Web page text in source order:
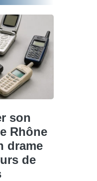
son
Rhône
drame
de